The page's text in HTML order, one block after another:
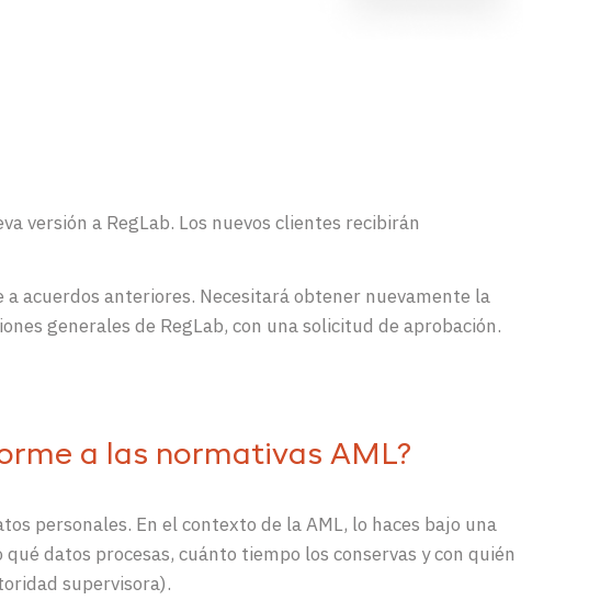
versión a RegLab. Los nuevos clientes recibirán
acuerdos anteriores. Necesitará obtener nuevamente la
generales de RegLab, con una solicitud de aprobación.
a las normativas AML?
personales. En el contexto de la AML, lo haces bajo una
datos procesas, cuánto tiempo los conservas y con quién
supervisora).